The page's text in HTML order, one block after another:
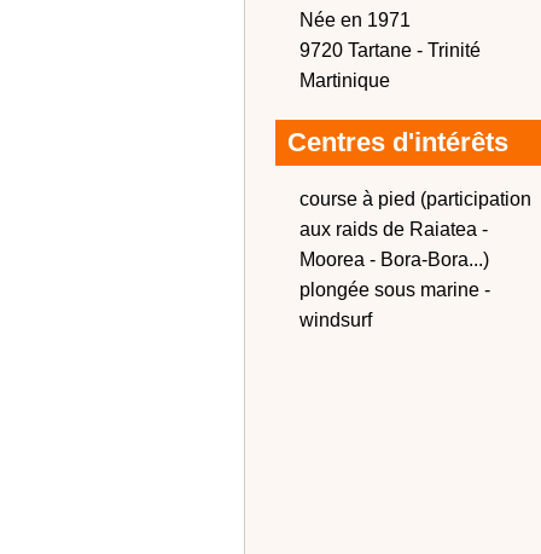
Née en 1971
9720 Tartane - Trinité
Martinique
Centres d'intérêts
course à pied (participation
aux raids de Raiatea -
Moorea - Bora-Bora...)
plongée sous marine -
windsurf